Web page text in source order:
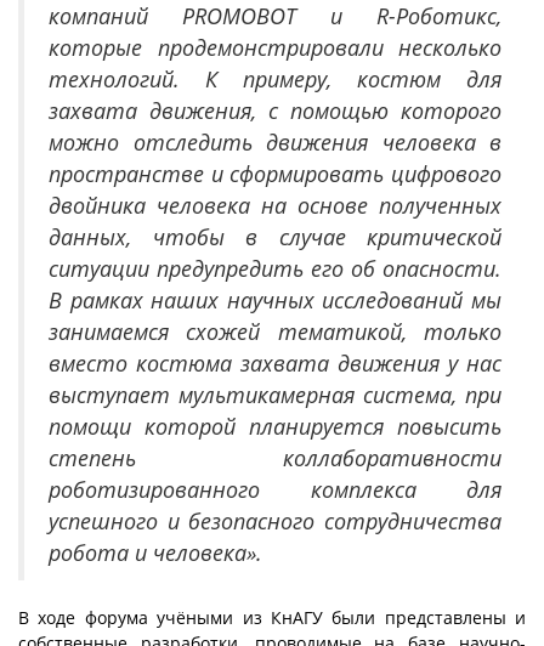
компаний PROMOBOT и R-Роботикс,
которые продемонстрировали несколько
технологий. К примеру, костюм для
захвата движения, с помощью которого
можно отследить движения человека в
пространстве и сформировать цифрового
двойника человека на основе полученных
данных, чтобы в случае критической
ситуации предупредить его об опасности.
В рамках наших научных исследований мы
занимаемся схожей тематикой, только
вместо костюма захвата движения у нас
выступает мультикамерная система, при
помощи которой планируется повысить
степень коллаборативности
роботизированного комплекса для
успешного и безопасного сотрудничества
робота и человека».
В ходе форума учёными из КнАГУ были представлены и